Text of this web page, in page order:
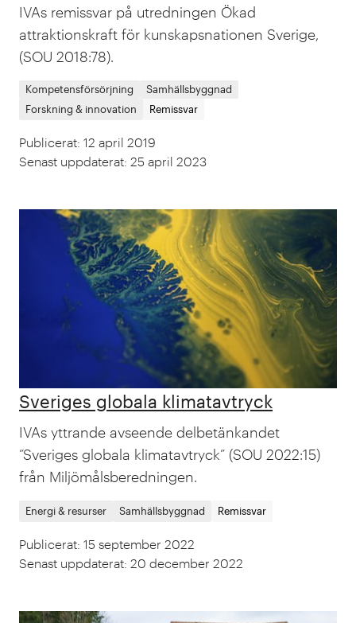
IVAs remissvar på utredningen Ökad
attraktionskraft för kunskapsnationen Sverige,
(SOU 2018:78).
Kompetensförsörjning
Samhällsbyggnad
Forskning & innovation
Remissvar
Publicerat: 12 april 2019
Senast uppdaterat: 25 april 2023
Sveriges globala klimatavtryck
IVAs yttrande avseende delbetänkandet
”Sveriges globala klimatavtryck” (SOU 2022:15)
från Miljömålsberedningen.
Energi & resurser Samhällsbyggnad Remissvar
Publicerat: 15 september 2022
Senast uppdaterat: 20 december 2022